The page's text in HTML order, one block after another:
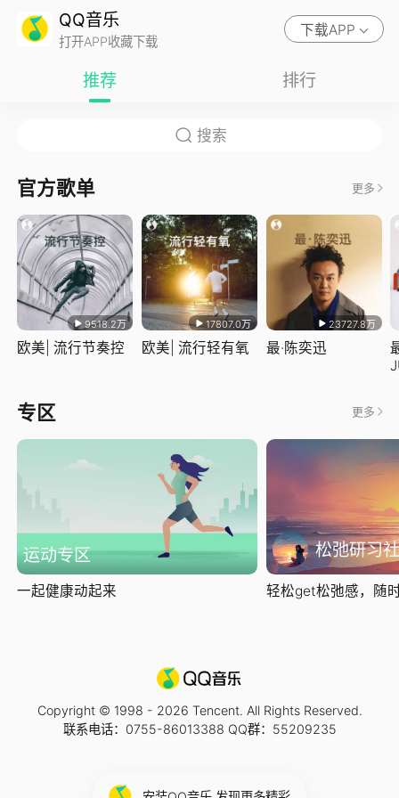
QQ音乐
打开APP收藏下载
下载APP
推荐 排行
官方歌单 更多
9518.2万
欧美| 流行节奏控
17807.0万
欧美| 流行轻有氧
23727.8万
最·陈奕迅
专区 更多
运动专区
一起健康动起来
松弛研习社
轻松get松弛感，随
Copyright © 1998 - 2026 Tencent. All Rights Reserved.
联系电话：0755-86013388 QQ群：55209235